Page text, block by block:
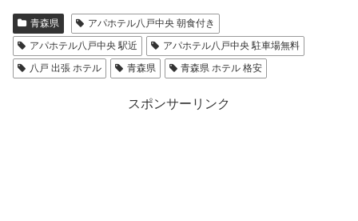
青森県
アパホテル八戸中央 朝食付き
アパホテル八戸中央 駅近
アパホテル八戸中央 駐車場無料
八戸 出張 ホテル
青森県 青森県 ホテル 格安
スポンサーリンク